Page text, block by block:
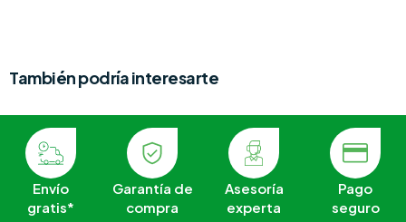
También podría interesarte
Envío
gratis*
Garantía de
compra
Asesoría
experta
Pago
seguro